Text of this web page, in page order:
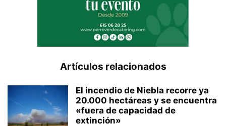
Artículos relacionados
El incendio de Niebla recorre ya
20.000 hectáreas y se encuentra
«fuera de capacidad de
extinción»